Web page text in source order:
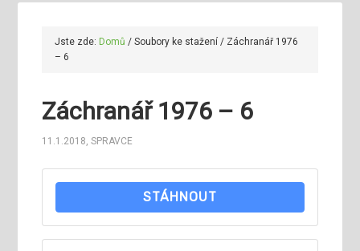
Jste zde: Domů / Soubory ke stažení/ Záchranář 1976
– 6
Záchranář 1976 – 6
11.1.2018,SPRAVCE
STÁHNOUT